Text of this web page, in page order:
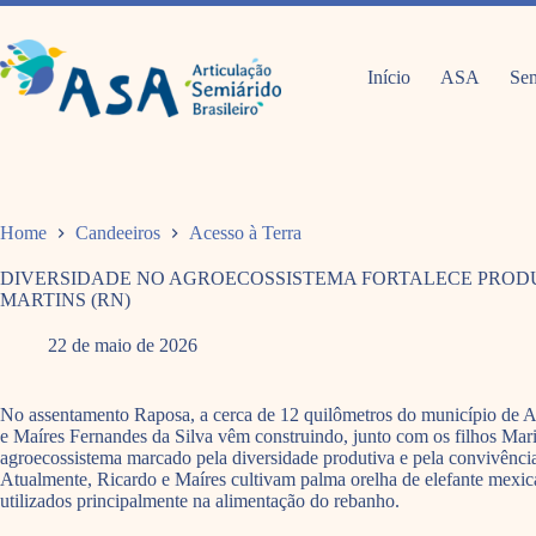
Pular
o
conteúdo
Início ASA
Home Candeeiros Acesso à Terra
DIVERSIDADE NO AGROECOSSISTEMA FORTALECE
MARTINS (RN)
22 de maio de 2026
No assentamento Raposa, a cerca de 12 quilômetros do município
e Maíres Fernandes da Silva vêm construindo, junto com os filhos
agroecossistema marcado pela diversidade produtiva e pela
Atualmente, Ricardo e Maíres cultivam palma orelha de elefante
utilizados principalmente na alimentação do rebanho.